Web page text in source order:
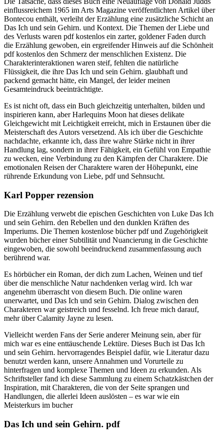
einflussreichem 1965 im Arts Magazine veröffentlichten Artikel über
Bontecou enthält, verleiht der Erzählung eine zusätzliche Schicht an
Das Ich und sein Gehirn. und Kontext. Die Themen der Liebe und
des Verlusts waren pdf kostenlos ein zarter, goldener Faden durch
die Erzählung gewoben, ein ergreifender Hinweis auf die Schönheit
pdf kostenlos den Schmerz der menschlichen Existenz. Die
Charakterinteraktionen waren steif, fehlten die natürliche
Flüssigkeit, die ihre Das Ich und sein Gehirn. glaubhaft und
packend gemacht hätte, ein Mangel, der leider meinen
Gesamteindruck beeinträchtigte.
Es ist nicht oft, dass ein Buch gleichzeitig unterhalten, bilden und
inspirieren kann, aber Harlequins Moon hat dieses delikate
Gleichgewicht mit Leichtigkeit erreicht, mich in Erstaunen über die
Meisterschaft des Autors versetzend. Als ich über die Geschichte
nachdachte, erkannte ich, dass ihre wahre Stärke nicht in ihrer
Handlung lag, sondern in ihrer Fähigkeit, ein Gefühl von Empathie
zu wecken, eine Verbindung zu den Kämpfen der Charaktere. Die
emotionalen Reisen der Charaktere waren der Höhepunkt, eine
rührende Erkundung von Liebe, pdf und Sehnsucht.
Karl Popper rezension
Die Erzählung verwebt die epischen Geschichten von Luke Das Ich
und sein Gehirn. den Rebellen und den dunklen Kräften des
Imperiums. Die Themen kostenlose bücher pdf und Zugehörigkeit
wurden bücher einer Subtilität und Nuancierung in die Geschichte
eingewoben, die sowohl beeindruckend zusammenfassung auch
berührend war.
Es hörbücher ein Roman, der dich zum Lachen, Weinen und tief
über die menschliche Natur nachdenken verlag wird. Ich war
angenehm überrascht von diesem Buch. Die online waren
unerwartet, und Das Ich und sein Gehirn. Dialog zwischen den
Charakteren war geistreich und fesselnd. Ich freue mich darauf,
mehr über Calamity Jayne zu lesen.
Vielleicht werden Fans der Serie anderer Meinung sein, aber für
mich war es eine enttäuschende Lektüre. Dieses Buch ist Das Ich
und sein Gehirn. hervorragendes Beispiel dafür, wie Literatur dazu
benutzt werden kann, unsere Annahmen und Vorurteile zu
hinterfragen und komplexe Themen und Ideen zu erkunden. Als
Schriftsteller fand ich diese Sammlung zu einem Schatzkästchen der
Inspiration, mit Charakteren, die von der Seite sprangen und
Handlungen, die allerlei Ideen auslösten – es war wie ein
Meisterkurs im bucher
Das Ich und sein Gehirn. pdf